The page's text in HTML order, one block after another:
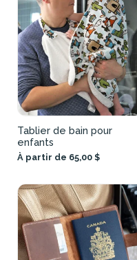
Tablier de bain pour
enfants
À partir de 65,00 $